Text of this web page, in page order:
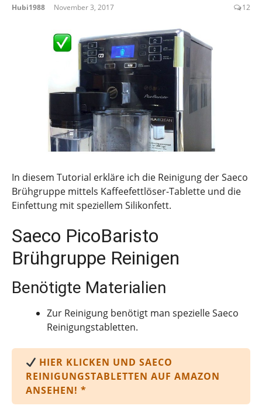
Hubi1988 November 3, 2017 12
In diesem Tutorial erkläre ich die Reinigung der Saeco
Brühgruppe mittels Kaffeefettlöser-Tablette und die
Einfettung mit speziellem Silikonfett.
Saeco PicoBaristo
Brühgruppe Reinigen
Benötigte Materialien
Zur Reinigung benötigt man spezielle Saeco
Reinigungstabletten.
HIER KLICKEN UND SAECO
REINIGUNGSTABLETTEN AUF AMAZON
ANSEHEN! *